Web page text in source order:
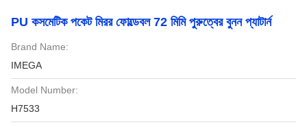
PU কসমেটিক পকেট মিরর ফোল্ডেবল 72 মিমি পুরুত্বের বুনন প্যাটার্ন
Brand Name:
IMEGA
Model Number:
H7533